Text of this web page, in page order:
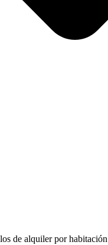
de alquiler por habitación